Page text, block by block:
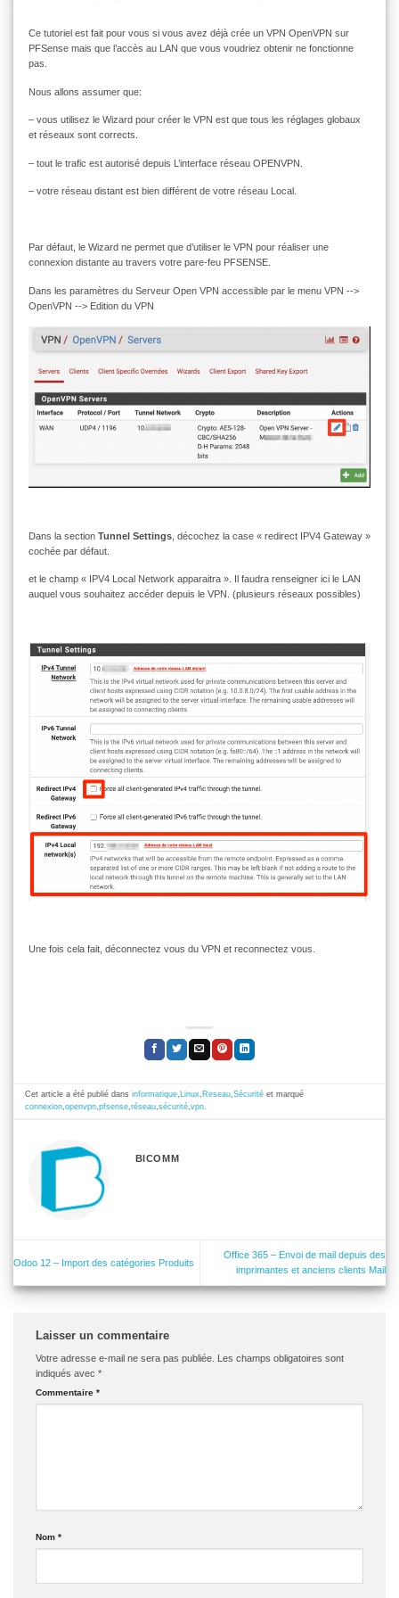
Ce tutoriel est fait pour vous si vous avez déjà crée un VPN OpenVPN sur
PFSense mais que l’accès au LAN que vous voudriez obtenir ne fonctionne
pas.
Nous allons assumer que:
– vous utilisez le Wizard pour créer le VPN est que tous les réglages globaux
et réseaux sont corrects.
– tout le trafic est autorisé depuis L’interface réseau OPENVPN.
– votre réseau distant est bien différent de votre réseau Local.
Par défaut, le Wizard ne permet que d’utiliser le VPN pour réaliser une
connexion distante au travers votre pare-feu PFSENSE.
Dans les paramètres du Serveur Open VPN accessible par le menu VPN -->
OpenVPN --> Edition du VPN
Dans la section Tunnel Settings, décochez la case « redirect IPV4 Gateway »
cochée par défaut.
et le champ « IPV4 Local Network apparaitra ». Il faudra renseigner ici le LAN
auquel vous souhaitez accéder depuis le VPN. (plusieurs réseaux possibles)
Une fois cela fait, déconnectez vous du VPN et reconnectez vous.
Cet article a été publié dansinformatique, Linux, Reseau,Sécurité et marqué
connexion,openvpn,pfsense,réseau,sécurité,vpn.
BICOMM
Odoo 12 – Import des catégories Produits
Office 365 – Envoi de mail depuis des
imprimantes et anciens clients Mail
Laisser un commentaire
Votre adresse e-mail ne sera pas publiée. Les champs obligatoires sont
indiqués avec *
Commentaire *
Nom *